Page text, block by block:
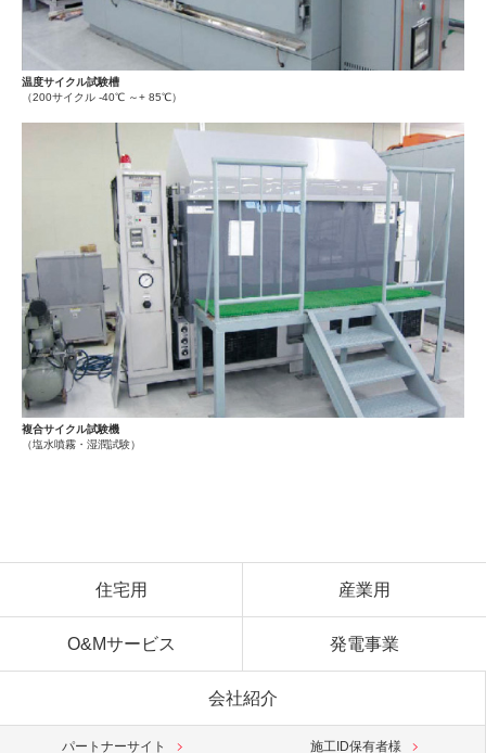
温度サイクル試験槽
（200サイクル -40℃ ～+ 85℃）
複合サイクル試験機
（塩水噴霧・湿潤試験）
住宅用 産業用
O&Mサービス 発電事業
会社紹介
パートナーサイト 施工ID保有者様